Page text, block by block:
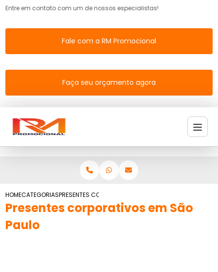
Entre em contato com um de nossos especialistas!
Fale com a RM Promocional
Faça seu orçamento agora
HOMECATEGORIASPRESENTES CORPORATIVOS SAO PAULO
Presentes corporativos em São
Paulo